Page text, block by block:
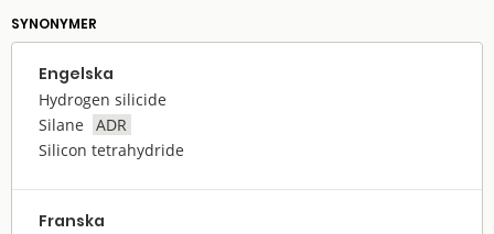
SYNONYMER
Engelska
Hydrogen silicide
Silane
ADR
Silicon tetrahydride
Franska